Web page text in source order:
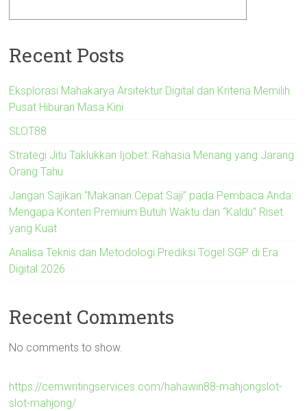
Recent Posts
Eksplorasi Mahakarya Arsitektur Digital dan Kriteria Memilih
Pusat Hiburan Masa Kini
SLOT88
Strategi Jitu Taklukkan Ijobet: Rahasia Menang yang Jarang
Orang Tahu
Jangan Sajikan “Makanan Cepat Saji” pada Pembaca Anda:
Mengapa Konten Premium Butuh Waktu dan “Kaldu” Riset
yang Kuat
Analisa Teknis dan Metodologi Prediksi Togel SGP di Era
Digital 2026
Recent Comments
No comments to show.
https://cemwritingservices.com/hahawin88-mahjongslot-
slot-mahjong/